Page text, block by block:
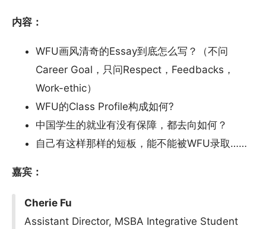
内容：
WFU画风清奇的Essay到底怎么写？（不问
Career Goal，只问Respect，Feedbacks，
Work-ethic）
WFU的Class Profile构成如何?
中国学生的就业有没有保障，都去向如何？
自己有这样那样的短板，能不能被WFU录取……
嘉宾：
Cherie Fu
Assistant Director, MSBA Integrative Student